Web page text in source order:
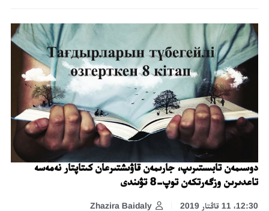
دوسىمەن تابىستىرىپ، جارىمەن قاۋىشتىرعان كىتاپتار نەمەسە
تاعدىرىن وزگەرتكەن توپ-8 تۋىندى
Zhazira Baidaly 12:30، 11 قاڭتار 2019